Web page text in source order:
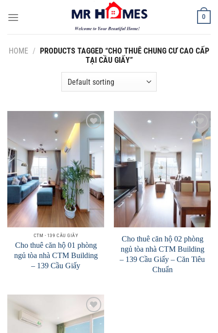
0
HOME / PRODUCTS TAGGED “CHO THUÊ CHUNG CƯ CAO CẤP
TẠI CẦU GIẤY”
Add to
Wishlist
CTM - 139 CẦU GIẤY
Cho thuê căn hộ 01 phòng
ngủ tòa nhà CTM Building
– 139 Cầu Giấy
Add to
Wishlist
Cho thuê căn hộ 02 phòng
ngủ tòa nhà CTM Building
– 139 Cầu Giấy – Căn Tiêu
Chuẩn